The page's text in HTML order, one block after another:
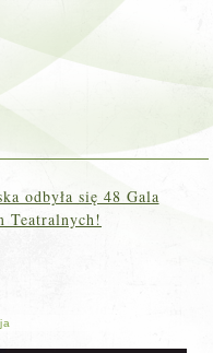
odbyła się 48 Gala
Teatralnych!